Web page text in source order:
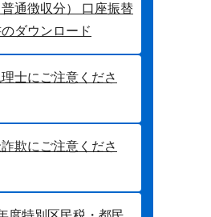
通徴収分） 口座振替
ダウンロード
士にご注意くださ
欺にご注意くださ